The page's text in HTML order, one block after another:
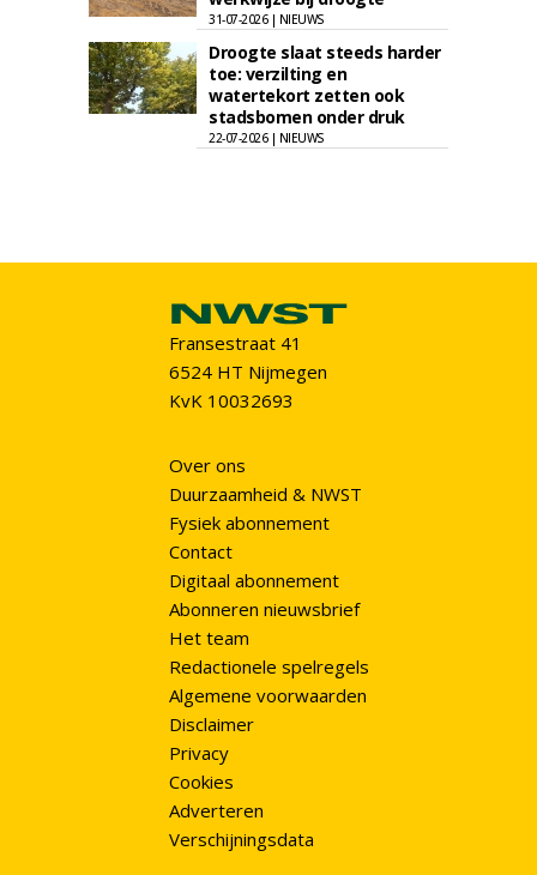
31-07-2026 | NIEUWS
Droogte slaat steeds harder
toe: verzilting en
watertekort zetten ook
stadsbomen onder druk
22-07-2026 | NIEUWS
Fransestraat 41
6524 HT Nijmegen
KvK 10032693
Over ons
Duurzaamheid & NWST
Fysiek abonnement
Contact
Digitaal abonnement
Abonneren nieuwsbrief
Het team
Redactionele spelregels
Algemene voorwaarden
Disclaimer
Privacy
Cookies
Adverteren
Verschijningsdata